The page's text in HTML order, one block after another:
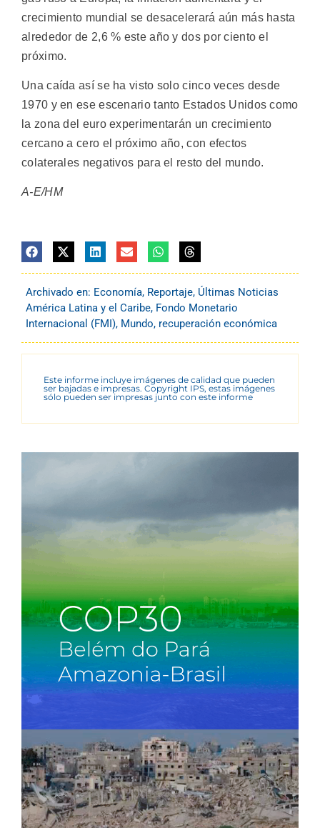
crecimiento mundial se desacelerará aún más hasta
alrededor de 2,6 % este año y dos por ciento el
próximo.
Una caída así se ha visto solo cinco veces desde
1970 y en ese escenario tanto Estados Unidos como
la zona del euro experimentarán un crecimiento
cercano a cero el próximo año, con efectos
colaterales negativos para el resto del mundo.
A-E/HM
Archivado en: Economía, Reportaje, Últimas Noticias
América Latina y el Caribe, Fondo Monetario
Internacional (FMI), Mundo, recuperación económica
Este informe incluye imágenes de calidad que pueden
ser bajadas e impresas. Copyright IPS, estas imágenes
sólo pueden ser impresas junto con este informe